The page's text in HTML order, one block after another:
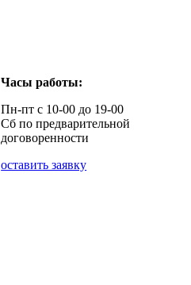
Часы работы:
Пн-пт с 10-00 до 19-00
Сб по предварительной
договоренности
оставить заявку